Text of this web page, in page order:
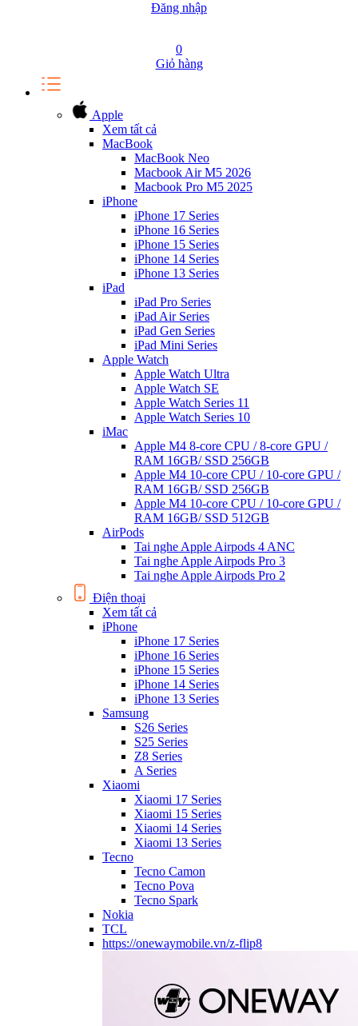
Đăng nhập
0
Giỏ hàng
Apple
Xem tất cả
MacBook
MacBook Neo
Macbook Air M5 2026
Macbook Pro M5 2025
iPhone
iPhone 17 Series
iPhone 16 Series
iPhone 15 Series
iPhone 14 Series
iPhone 13 Series
iPad
iPad Pro Series
iPad Air Series
iPad Gen Series
iPad Mini Series
Apple Watch
Apple Watch Ultra
Apple Watch SE
Apple Watch Series 11
Apple Watch Series 10
iMac
Apple M4 8-core CPU / 8-core GPU /
RAM 16GB/ SSD 256GB
Apple M4 10-core CPU / 10-core GPU /
RAM 16GB/ SSD 256GB
Apple M4 10-core CPU / 10-core GPU /
RAM 16GB/ SSD 512GB
AirPods
Tai nghe Apple Airpods 4 ANC
Tai nghe Apple Airpods Pro 3
Tai nghe Apple Airpods Pro 2
Điện thoại
Xem tất cả
iPhone
iPhone 17 Series
iPhone 16 Series
iPhone 15 Series
iPhone 14 Series
iPhone 13 Series
Samsung
S26 Series
S25 Series
Z8 Series
A Series
Xiaomi
Xiaomi 17 Series
Xiaomi 15 Series
Xiaomi 14 Series
Xiaomi 13 Series
Tecno
Tecno Camon
Tecno Pova
Tecno Spark
Nokia
TCL
https://onewaymobile.vn/z-flip8